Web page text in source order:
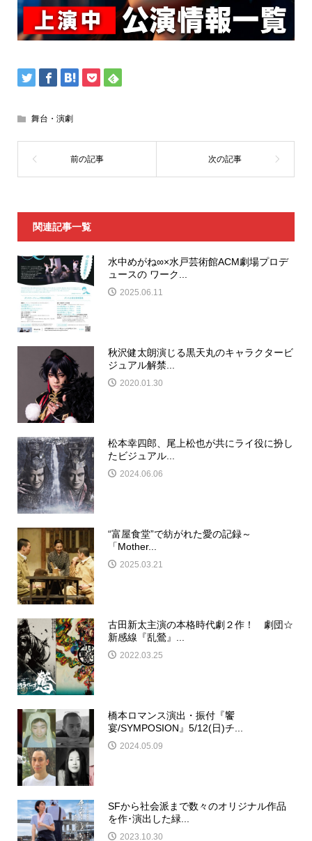
舞台・演劇
関連記事一覧
水中めがね∞×水戸芸術館ACM劇場プロデ
ュースの ワーク...
2025.06.11
秋沢健太朗演じる黒天丸のキャラクタービ
ジュアル解禁...
2020.01.30
松本幸四郎、尾上松也が共にライ役に扮し
たビジュアル...
2024.06.06
“富屋食堂”で紡がれた愛の記録～
「Mother...
2025.03.21
古田新太主演の本格時代劇２作！ 劇団☆
新感線『乱鶯』...
2022.03.25
橋本ロマンス演出・振付『饗
宴/SYMPOSION』5/12(日)チ...
2024.05.09
SFから社会派まで数々のオリジナル作品
を作･演出した緑...
2023.10.30